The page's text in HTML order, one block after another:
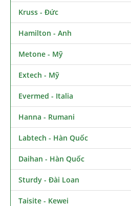
Kruss - Đức
Hamilton - Anh
Metone - Mỹ
Extech - Mỹ
Evermed - Italia
Hanna - Rumani
Labtech - Hàn Quốc
Daihan - Hàn Quốc
Sturdy - Đài Loan
Taisite - Kewei